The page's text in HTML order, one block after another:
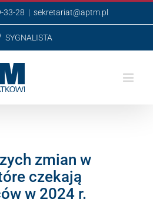
33-28 | sekretariat@aptm.pl
SYGNALISTA
zmian w
czekają
w 2024 r.